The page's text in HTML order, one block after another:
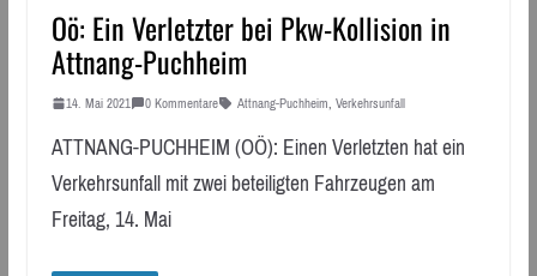
Oö: Ein Verletzter bei Pkw-Kollision in
Attnang-Puchheim
14. Mai 2021 0 Kommentare Attnang-Puchheim, Verkehrsunfall
ATTNANG-PUCHHEIM (OÖ): Einen Verletzten hat ein
Verkehrsunfall mit zwei beteiligten Fahrzeugen am
Freitag, 14. Mai